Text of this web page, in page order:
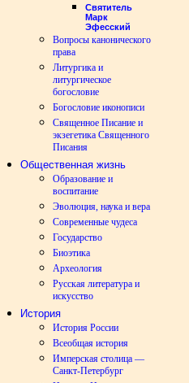
Святитель
Марк
Эфесский
Вопросы канонического
права
Литургика и
литургическое
богословие
Богословие иконописи
Священное Писание и
экзегетика Священного
Писания
Общественная жизнь
Образование и
воспитание
Эволюция, наука и вера
Современные чудеса
Государство
Биоэтика
Археология
Русская литература и
искусство
История
История России
Всеобщая история
Имперская столица —
Санкт-Петербург